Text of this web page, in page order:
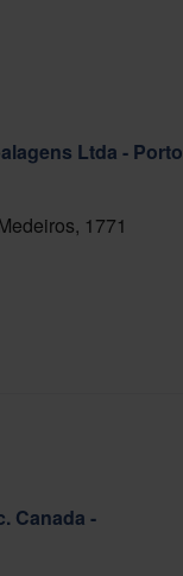
Ltda - Porto
1771
Canada -